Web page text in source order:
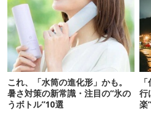
これ、「水筒の進化形」かも。
暑さ対策の新常識・注目の“氷の
うボトル”10選
行
楽